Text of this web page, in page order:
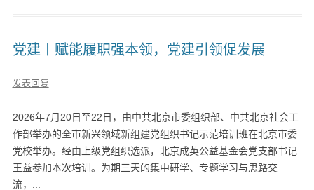
党建丨赋能履职强本领，党建引领促发展
发表回复
2026年7月20日至22日，由中共北京市委组织部、中共北京社会工
作部举办的全市新兴领域新组建党组织书记示范培训班在北京市委
党校举办。经由上级党组织选派，北京成英公益基金会党支部书记
王益参加本次培训。为期三天的集中研学、专题学习与思路交
流，...